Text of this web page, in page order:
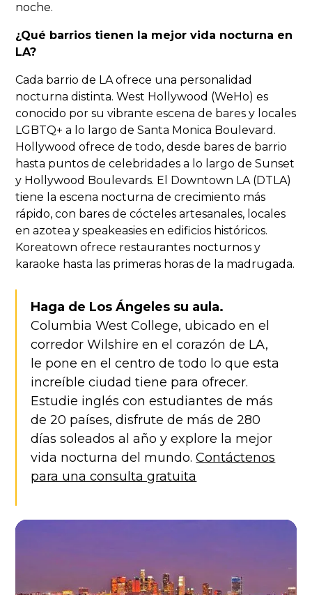
noche.
¿Qué barrios tienen la mejor vida nocturna en
LA?
Cada barrio de LA ofrece una personalidad
nocturna distinta. West Hollywood (WeHo) es
conocido por su vibrante escena de bares y locales
LGBTQ+ a lo largo de Santa Monica Boulevard.
Hollywood ofrece de todo, desde bares de barrio
hasta puntos de celebridades a lo largo de Sunset
y Hollywood Boulevards. El Downtown LA (DTLA)
tiene la escena nocturna de crecimiento más
rápido, con bares de cócteles artesanales, locales
en azotea y speakeasies en edificios históricos.
Koreatown ofrece restaurantes nocturnos y
karaoke hasta las primeras horas de la madrugada.
Haga de Los Ángeles su aula.
Columbia West College, ubicado en el
corredor Wilshire en el corazón de LA,
le pone en el centro de todo lo que esta
increíble ciudad tiene para ofrecer.
Estudie inglés con estudiantes de más
de 20 países, disfrute de más de 280
días soleados al año y explore la mejor
vida nocturna del mundo.Contáctenos
para una consulta gratuita